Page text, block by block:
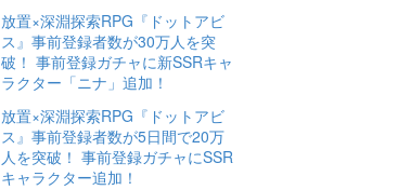
放置×深淵探索RPG『ドットアビ
ス』事前登録者数が30万人を突
破！ 事前登録ガチャに新SSRキャ
ラクター「ニナ」追加！
放置×深淵探索RPG『ドットアビ
ス』事前登録者数が5日間で20万
人を突破！ 事前登録ガチャにSSR
キャラクター追加！